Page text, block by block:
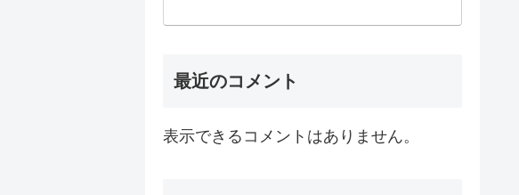
最近のコメント
表示できるコメントはありません。